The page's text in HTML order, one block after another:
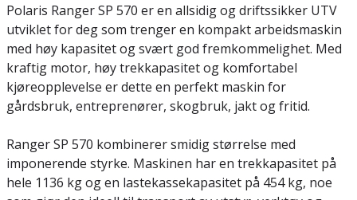
Polaris Ranger SP 570 er en allsidig og driftssikker UTV
utviklet for deg som trenger en kompakt arbeidsmaskin
med høy kapasitet og svært god fremkommelighet. Med
kraftig motor, høy trekkapasitet og komfortabel
kjøreopplevelse er dette en perfekt maskin for
gårdsbruk, entreprenører, skogbruk, jakt og fritid.
Ranger SP 570 kombinerer smidig størrelse med
imponerende styrke. Maskinen har en trekkapasitet på
hele 1136 kg og en lastekassekapasitet på 454 kg, noe